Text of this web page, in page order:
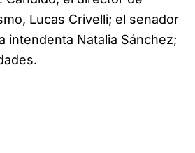
Lucas Crivelli; el senador
intendenta Natalia Sánchez;